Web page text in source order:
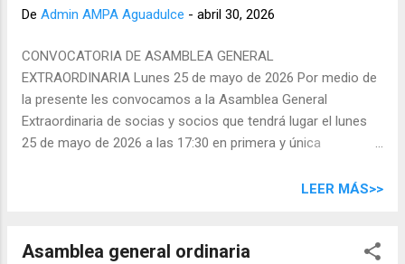
Elisenda Dolz Bubi Vocalía Bruna Pasquini Tesorería
María Cruz Moreda Vocalía Luc...
De Admin AMPA Aguadulce - abril 30, 2026
CONVOCATORIA DE ASAMBLEA GENERAL
EXTRAORDINARIA Lunes 25 de mayo de 2026 Por medio de
la presente les convocamos a la Asamblea General
Extraordinaria de socias y socios que tendrá lugar el lunes
25 de mayo de 2026 a las 17:30 en primera y única
necesaria, por estatutos, la presentación de una nueva junta
candidaturas que lo hagan hasta el 19 de mayo en este
LEER MÁS>>
Asamblea general ordinaria